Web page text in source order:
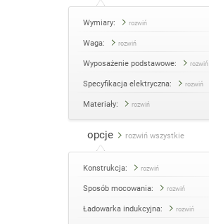
Wymiary: rozwiń
Waga: rozwiń
Wyposażenie podstawowe: rozwiń
Specyfikacja elektryczna: rozwiń
Materiały: rozwiń
opcje rozwiń wszystkie
Konstrukcja: rozwiń
Sposób mocowania: rozwiń
Ładowarka indukcyjna: rozwiń